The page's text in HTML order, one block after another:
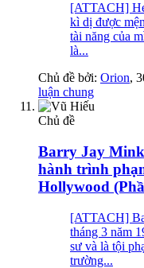
[ATTACH]
kì dị được
tài năng của
là...
Chủ đề bởi: Orion,
luận chung
Chủ đề
Barry Jay
hành trình
Hollywood
[ATTACH]
tháng 3 năm
sư và là tội
trường...